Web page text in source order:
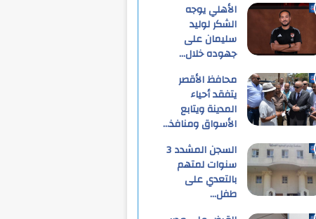
الأهلي يوجه
الشكر لوليد
سليمان على
جهوده خلال…
محافظ الأقصر
يتفقد أحياء
المدينة ويتابع
الأسواق ومنافذ…
السجن المشدد 3
سنوات لمتهم
بالتعدي على
طفل…